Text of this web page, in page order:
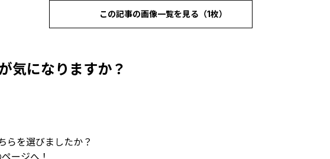
この記事の画像一覧を見る（1枚）
気になりますか？
らを選びましたか？
ージへ！